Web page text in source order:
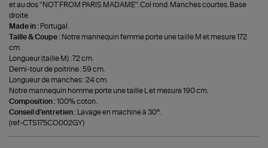
et au dos "NOT FROM PARIS MADAME". Col rond. Manches courtes. Base
droite.
Made in : Portugal.
Taille & Coupe : Notre mannequin femme porte une taille M et mesure 172
cm.
Longueur (taille M) : 72 cm.
Demi-tour de poitrine : 59 cm.
Longueur de manches : 24 cm.
Notre mannequin homme porte une taille L et mesure 190 cm.
Composition :100% coton.
Conseil d'entretien :
Lavage en machine à 30°.
(ref-CTS175CO002GY)